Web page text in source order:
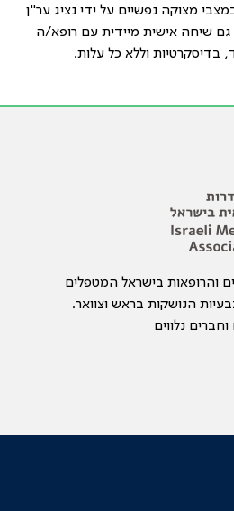
מצוקה נפשיים על ידי נציג ער"ן
שיחה אישית מיידית עם רופא/ה
בדיסקרטיות וללא כל עלות.
והרופאות בישראל המטפלים
הנושקות בראש וצוואר.